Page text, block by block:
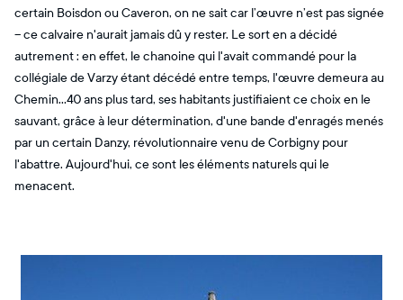
certain Boisdon ou Caveron, on ne sait car l’œuvre n’est pas signée
– ce calvaire n'aurait jamais dû y rester. Le sort en a décidé
autrement : en effet, le chanoine qui l'avait commandé pour la
collégiale de Varzy étant décédé entre temps, l'œuvre demeura au
Chemin...40 ans plus tard, ses habitants justifiaient ce choix en le
sauvant, grâce à leur détermination, d'une bande d'enragés menés
par un certain Danzy, révolutionnaire venu de Corbigny pour
l'abattre. Aujourd'hui, ce sont les éléments naturels qui le
menacent.